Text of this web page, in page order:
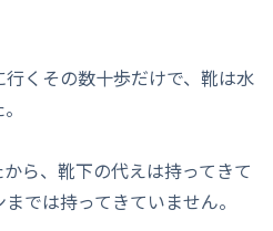
くその数十歩だけで、靴は水
ら、靴下の代えは持ってきて
では持ってきていません。